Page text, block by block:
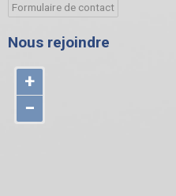
Formulaire de contact
Nous rejoindre
+
−